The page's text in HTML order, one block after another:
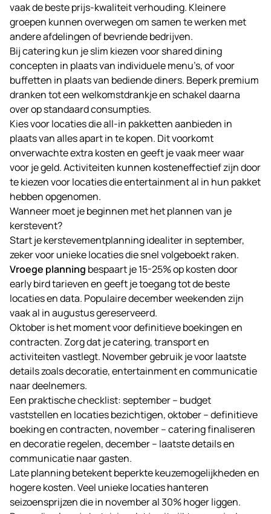
vaak de beste prijs-kwaliteit verhouding. Kleinere
groepen kunnen overwegen om samen te werken met
andere afdelingen of bevriende bedrijven.
Bij catering kun je slim kiezen voor shared dining
concepten in plaats van individuele menu’s, of voor
buffetten in plaats van bediende diners. Beperk premium
dranken tot een welkomstdrankje en schakel daarna
over op standaard consumpties.
Kies voor locaties die all-in pakketten aanbieden in
plaats van alles apart in te kopen. Dit voorkomt
onverwachte extra kosten en geeft je vaak meer waar
voor je geld. Activiteiten kunnen kosteneffectief zijn door
te kiezen voor locaties die entertainment al in hun pakket
hebben opgenomen.
Wanneer moet je beginnen met het plannen van je
kerstevent?
Start je kerstevementplanning idealiter in september,
zeker voor unieke locaties die snel volgeboekt raken.
Vroege planning bespaart je 15-25% op kosten door
early bird tarieven en geeft je toegang tot de beste
locaties en data. Populaire december weekenden zijn
vaak al in augustus gereserveerd.
Oktober is het moment voor definitieve boekingen en
contracten. Zorg dat je catering, transport en
activiteiten vastlegt. November gebruik je voor laatste
details zoals decoratie, entertainment en communicatie
naar deelnemers.
Een praktische checklist: september – budget
vaststellen en locaties bezichtigen, oktober – definitieve
boeking en contracten, november – catering finaliseren
en decoratie regelen, december – laatste details en
communicatie naar gasten.
Late planning betekent beperkte keuzemogelijkheden en
hogere kosten. Veel unieke locaties hanteren
seizoensprijzen die in november al 30% hoger liggen.